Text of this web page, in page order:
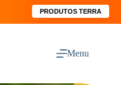
PRODUTOS TERRA
Menu